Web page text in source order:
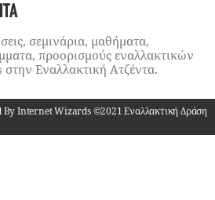
σεμινάρια, μαθήματα,
προορισμούς εναλλακτικών
Εναλλακτική Ατζέντα.
By Internet Wizards ©2021 Εναλλακτική Δράση